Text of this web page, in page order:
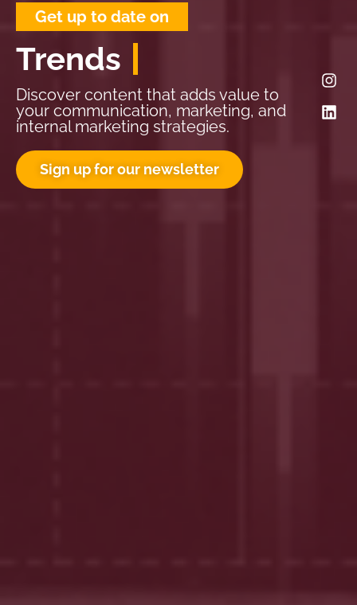
Get up to date on
Trends
Discover content that adds value to
your communication, marketing, and
internal marketing strategies.
Sign up for our newsletter